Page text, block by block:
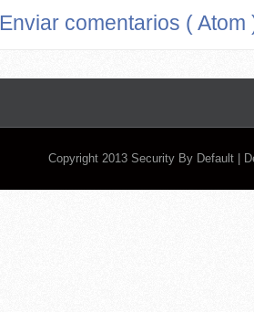
Enviar comentarios ( Atom
Copyright 2013 Security By Default |